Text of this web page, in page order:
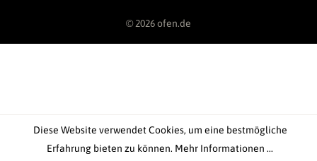
© 2026 ofen.de
Diese Website verwendet Cookies, um eine bestmögliche
Erfahrung bieten zu können. Mehr Informationen ...